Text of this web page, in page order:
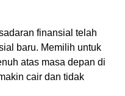
finansial telah
baru. Memilih untuk
atas masa depan di
cair dan tidak